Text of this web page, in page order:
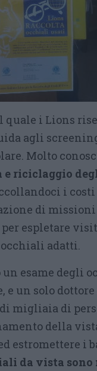
quale i Lions
agli
Molto
e riciclaggio
i costi
di
espletare
occhiali adatti.
esame degli
un solo
migliaia di
della
estromettere i
da vista